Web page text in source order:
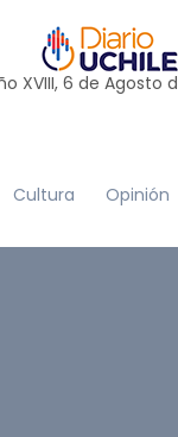
XVIII, 6 de Agosto
Cultura Opinión